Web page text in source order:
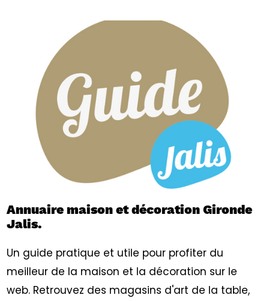
Annuaire maison et décoration Gironde
Jalis.
Un guide pratique et utile pour profiter du
meilleur de la maison et la décoration sur le
web. Retrouvez des magasins d'art de la table,